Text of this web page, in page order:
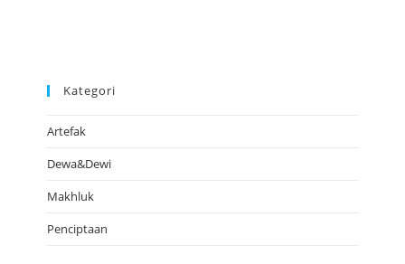
Kategori
Artefak
Dewa&Dewi
Makhluk
Penciptaan